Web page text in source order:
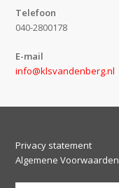
Telefoon
040-2800178
E-mail
info@klsvandenberg.nl
Privacy statement
Algemene Voorwaarden